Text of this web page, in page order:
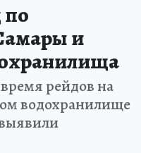
по
и
рейдов на
водохранилище